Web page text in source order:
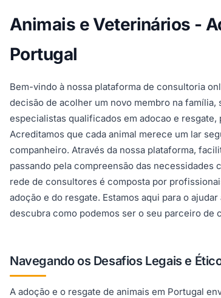
Animais e Veterinários -
Portugal
Bem-vindo à nossa plataforma de consultoria
decisão de acolher um novo membro na
especialistas qualificados em adocao e
Acreditamos que cada animal merece um lar
companheiro. Através da nossa plataforma,
passando pela compreensão das necessidades
rede de consultores é composta por
adoção e do resgate. Estamos aqui para o
descubra como podemos ser o seu parceiro de
Navegando os Desafios Legais e
A adoção e o resgate de animais em Portugal